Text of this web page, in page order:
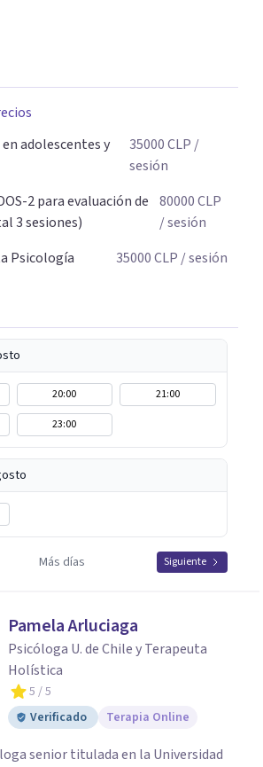
adolescentes y
35000 CLP /
sesión
2 para evaluación de
3 sesiones)
80000CLP
/ sesión
Psicología
35000CLP / sesión
20:00
21:00
23:00
Más días Siguiente
Pamela Arluciaga
Psicóloga U. de Chile y Terapeuta
Holística
5 / 5
Verificado
Terapia Online
senior titulada en la Universidad